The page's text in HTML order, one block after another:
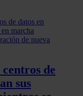
de redes
compartimos
sitio web con
y análisis
recopilado a
de
sus